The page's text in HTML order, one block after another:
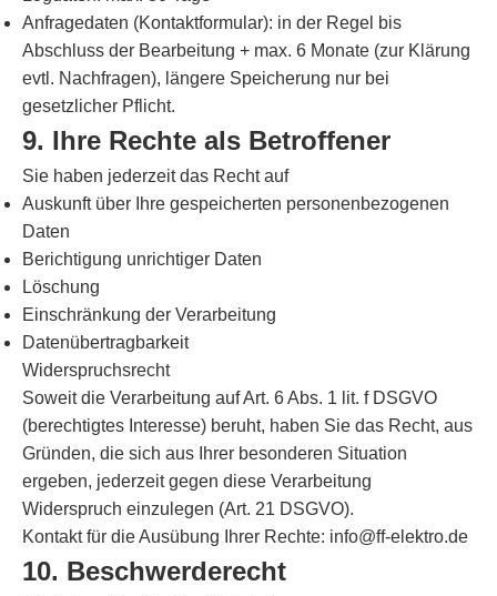
Anfragedaten (Kontaktformular): in der Regel bis
Abschluss der Bearbeitung + max. 6 Monate (zur Klärung
evtl. Nachfragen), längere Speicherung nur bei
gesetzlicher Pflicht.
9. Ihre Rechte als Betroffener
Sie haben jederzeit das Recht auf
Auskunft über Ihre gespeicherten personenbezogenen
Daten
Berichtigung unrichtiger Daten
Löschung
Einschränkung der Verarbeitung
Datenübertragbarkeit
Widerspruchsrecht
Soweit die Verarbeitung auf Art. 6 Abs. 1 lit. f DSGVO
(berechtigtes Interesse) beruht, haben Sie das Recht, aus
Gründen, die sich aus Ihrer besonderen Situation
ergeben, jederzeit gegen diese Verarbeitung
Widerspruch einzulegen (Art. 21 DSGVO).
Kontakt für die Ausübung Ihrer Rechte: info@ff-elektro.de
10. Beschwerderecht